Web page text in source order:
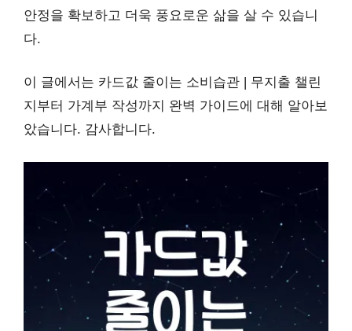
안정을 확보하고 더욱 풍요로운 삶을 살 수 있습니
다.
이 글에서는 카드값 줄이는 소비습관 | 무지출 챌린
지부터 가계부 작성까지 완벽 가이드에 대해 알아보
았습니다. 감사합니다.